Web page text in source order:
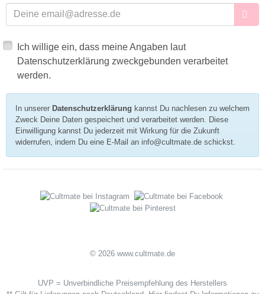
E-Mailadresse
Ich willige ein, dass meine Angaben laut
Datenschutzerklärung zweckgebunden verarbeitet
werden.
In unserer Datenschutzerklärung kannst Du nachlesen zu welchem
Zweck Deine Daten gespeichert und verarbeitet werden. Diese
Einwilligung kannst Du jederzeit mit Wirkung für die Zukunft
widerrufen, indem Du eine E-Mail an info@cultmate.de schickst.
© 2026 www.cultmate.de
UVP = Unverbindliche Preisempfehlung des Herstellers